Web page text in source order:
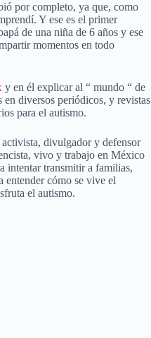
por completo, ya que, como
Y ese es el primer
de una niña de 6 años y ese
momentos en todo
y en él explicar al “ mundo “ de
diversos periódicos, y revistas
para el autismo.
divulgador y defensor
vivo y trabajo en México
intentar transmitir a familias,
entender cómo se vive el
el autismo.